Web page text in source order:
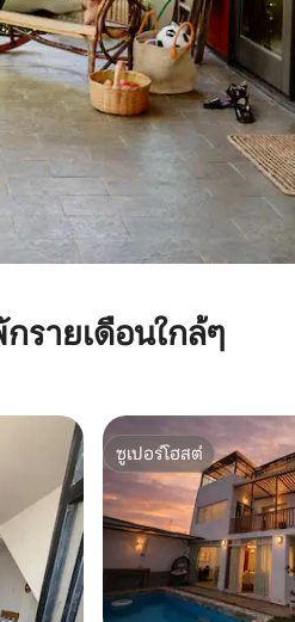
รายเดือนใกล้ๆ
ซูเปอร์โฮสต์
ซูเปอร์โฮสต์